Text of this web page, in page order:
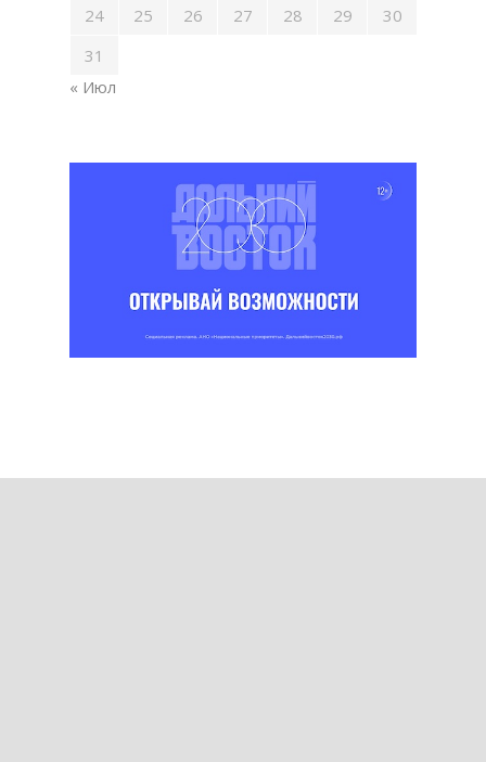
24
25 26 27 28 29
30
31
« Июл